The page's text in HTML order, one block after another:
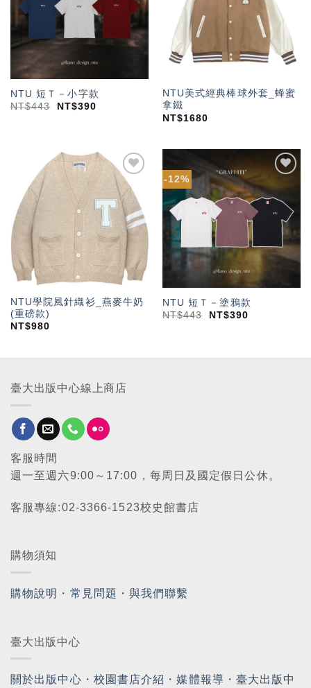
單」
NTU 短Ｔ－小字款
NT$443 NT$390
單」
NTU美式經典棒球外套_蜂蜜
拿鐵
NT$1680
加入
「願
望輕
單」
NTU學院風針織衫_燕麥牛奶
(重磅款)
NT$980
-12%
望輕
單」
NTU 短Ｔ－塗鴉款
NT$443 NT$390
臺大出版中心線上商店
客服時間
週一至週六9:00～17:00，每周日及國定假日公休。
客服專線:02-3366-1523校史館書店
購物須知
購物說明 ・ 常見問題 ・與我們聯繫
臺大出版中心
關於出版中心 ・ 校園書店介紹 ・媒體報導 ・ 臺大出版中